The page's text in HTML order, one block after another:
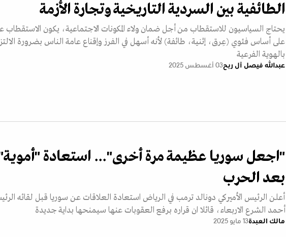
الطائفية بين السردية التاريخية وتجارة الأزمة
يحتاج السياسيون للاستقطاب من أجل ضمان ولاء المكونات الاجتماعية، يكون الاستقطاب
على أساس فئوي (عِرق، إثنية، طائفة) لأنه أسهل في الفرز وإقناع عامة الناس بضرورة
بالهوية الفرعية
عبدالله فيصل آل ربح03 أغسطس 2025
"اجعل سوريا عظيمة مرة أخرى"... استعادة
بعد الحرب
أعلن الرئيس الأميركي دونالد ترمب في الرياض استعادة العلاقات عن سوريا قبل لقائه
أحمد الشرع الاربعاء، قائلا ان قراره برفع العقوبات عنها سيمنحها بداية جديدة
مالك العبدة13 مايو 2025